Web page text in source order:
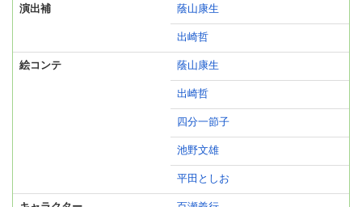
演出補 蔭山康生
出崎哲
絵コンテ 蔭山康生
出崎哲
四分一節子
池野文雄
平田としお